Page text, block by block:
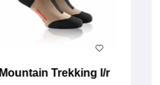
Mountain Trekking l/r